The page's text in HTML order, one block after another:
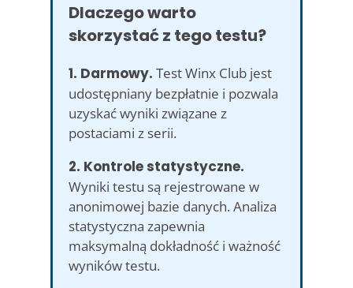
Dlaczego warto
skorzystać z tego testu?
1. Darmowy. Test Winx Club jest
udostępniany bezpłatnie i pozwala
uzyskać wyniki związane z
postaciami z serii.
2. Kontrole statystyczne.
Wyniki testu są rejestrowane w
anonimowej bazie danych. Analiza
statystyczna zapewnia
maksymalną dokładność i ważność
wyników testu.